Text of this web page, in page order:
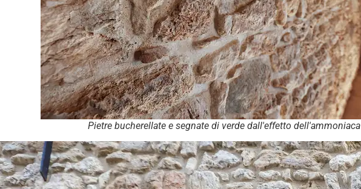
Pietre bucherellate e segnate di verde dall'effetto dell'ammoniaca